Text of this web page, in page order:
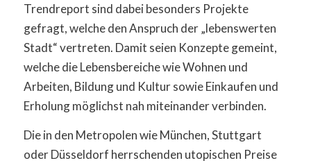
Trendreport sind dabei besonders Projekte
gefragt, welche den Anspruch der „lebenswerten
Stadt“ vertreten. Damit seien Konzepte gemeint,
welche die Lebensbereiche wie Wohnen und
Arbeiten, Bildung und Kultur sowie Einkaufen und
Erholung möglichst nah miteinander verbinden.
Die in den Metropolen wie München, Stuttgart
oder Düsseldorf herrschenden utopischen Preise